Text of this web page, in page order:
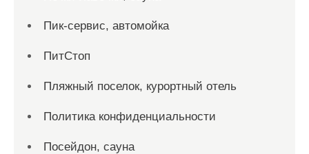
Пик-сервис, автомойка
ПитСтоп
Пляжный поселок, курортный отель
Политика конфиденциальности
Посейдон, сауна